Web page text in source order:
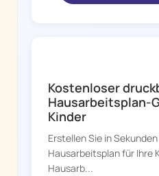
Kostenloser
Hausarbeitsplan-
Kinder
Erstellen Sie in
Hausarbeitsplan für Ihre
Hausarb...